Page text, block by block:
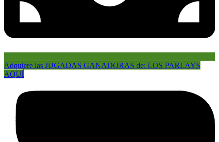
Adquiere las JUGADAS GANADORAS de: LOS PARLAYS
AQUÍ